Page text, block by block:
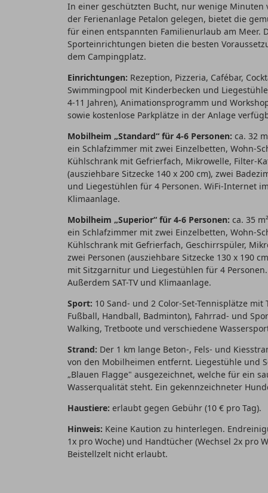
In einer geschützten Bucht, nur wenige Minuten
der Ferienanlage Petalon gelegen, bietet die
für einen entspannten Familienurlaub am Meer.
Sporteinrichtungen bieten die besten
dem Campingplatz.
Einrichtungen: Rezeption, Pizzeria, Cafébar,
Swimmingpool mit Kinderbecken und
4-11 Jahren), Animationsprogramm und
sowie kostenlose Parkplätze in der Anlage
Mobilheim „Standard“ für 4-6 Personen: ca. 32
ein Schlafzimmer mit zwei Einzelbetten, Wohn-
Kühlschrank mit Gefrierfach, Mikrowelle, Filter-
(ausziehbare Sitzecke 140 x 200 cm), zwei
und Liegestühlen für 4 Personen. WiFi-Internet
Klimaanlage.
Mobilheim „Superior“ für 4-6 Personen: ca. 35
ein Schlafzimmer mit zwei Einzelbetten, Wohn-
Kühlschrank mit Gefrierfach, Geschirrspüler,
zwei Personen (ausziehbare Sitzecke 130 x 190
mit Sitzgarnitur und Liegestühlen für 4
Außerdem SAT-TV und Klimaanlage.
Sport: 10 Sand- und 2 Color-Set-Tennisplätze
Fußball, Handball, Badminton), Fahrrad- und
Walking, Tretboote und verschiedene
Strand: Der 1 km lange Beton-, Fels- und
von den Mobilheimen entfernt. Liegestühle und
„Blauen Flagge" ausgezeichnet, welche für ein
Wasserqualität steht. Ein gekennzeichneter
Haustiere: erlaubt gegen Gebühr (10 € pro Tag).
Hinweis: Keine Kaution zu hinterlegen.
1x pro Woche) und Handtücher (Wechsel 2x pro
Beistellzelt nicht erlaubt.